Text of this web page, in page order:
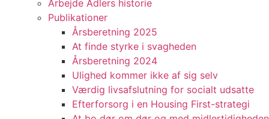
Arbejde Adlers historie
Publikationer
Årsberetning 2025
At finde styrke i svagheden
Årsberetning 2024
Ulighed kommer ikke af sig selv
Værdig livsafslutning for socialt udsatte
Efterforsorg i en Housing First-strategi